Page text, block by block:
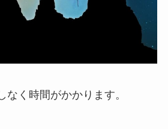
なく時間がかかります。